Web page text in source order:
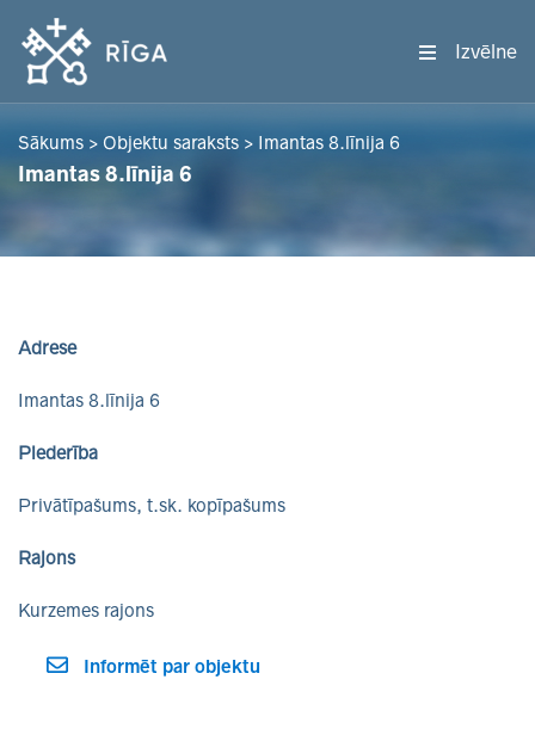
Izvēlne
Sākums > Objektu saraksts > Imantas 8.līnija 6
Imantas 8.līnija 6
Adrese
Imantas 8.līnija 6
Piederība
Privātīpašums, t.sk. kopīpašums
Rajons
Kurzemes rajons
Informēt par objektu